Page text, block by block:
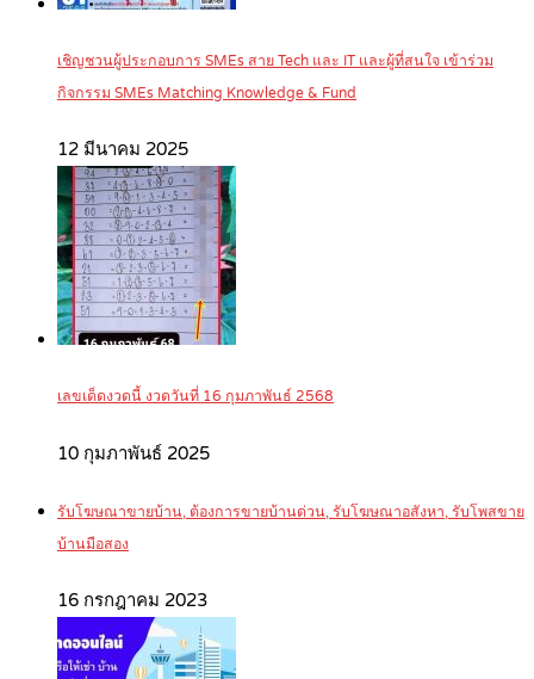
เชิญชวนผู้ประกอบการ SMEs สาย Tech และ IT และผู้ที่สนใจ เข้าร่วม
กิจกรรม SMEs Matching Knowledge & Fund
12 มีนาคม 2025
เลขเด็ดงวดนี้ งวดวันที่ 16 กุมภาพันธ์ 2568
10 กุมภาพันธ์ 2025
รับโฆษณาขายบ้าน, ต้องการขายบ้านด่วน, รับโฆษณาอสังหา, รับโพสขาย
บ้านมือสอง
16 กรกฎาคม 2023